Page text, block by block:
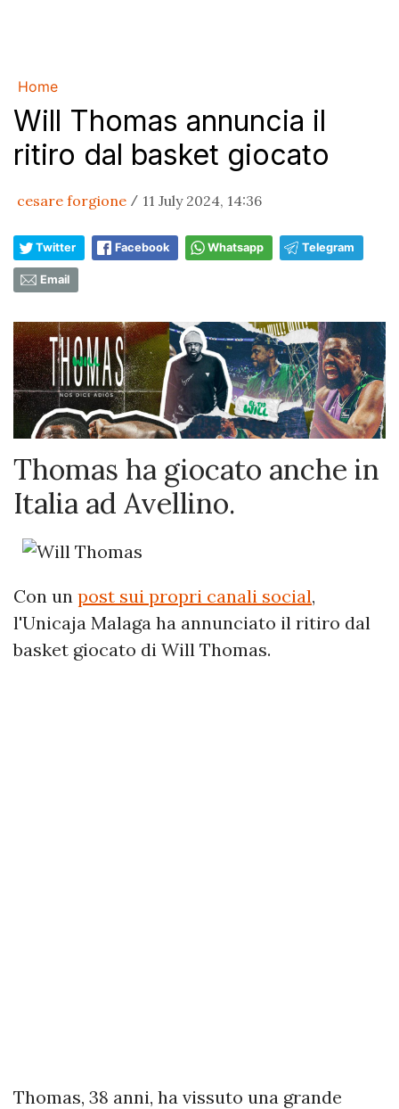
Home
Will Thomas annuncia il
ritiro dal basket giocato
cesare forgione / 11 July 2024, 14:36
Twitter Facebook Whatsapp Telegram
Email
Thomas ha giocato anche in
Italia ad Avellino.
Con un post sui propri canali social,
l'Unicaja Malaga ha annunciato il ritiro dal
basket giocato di Will Thomas.
Thomas, 38 anni, ha vissuto una grande